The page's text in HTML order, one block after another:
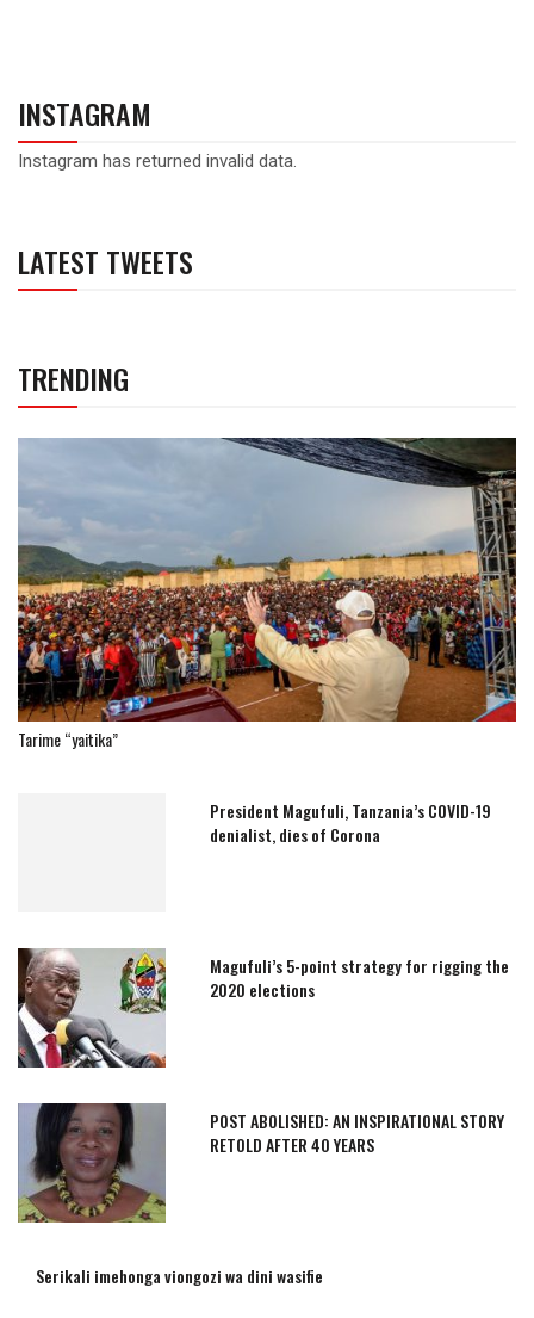
INSTAGRAM
Instagram has returned invalid data.
LATEST TWEETS
TRENDING
Tarime “yaitika”
President Magufuli, Tanzania’s COVID-19
denialist, dies of Corona
Magufuli’s 5-point strategy for rigging the
2020 elections
POST ABOLISHED: AN INSPIRATIONAL STORY
RETOLD AFTER 40 YEARS
Serikali imehonga viongozi wa dini wasifie